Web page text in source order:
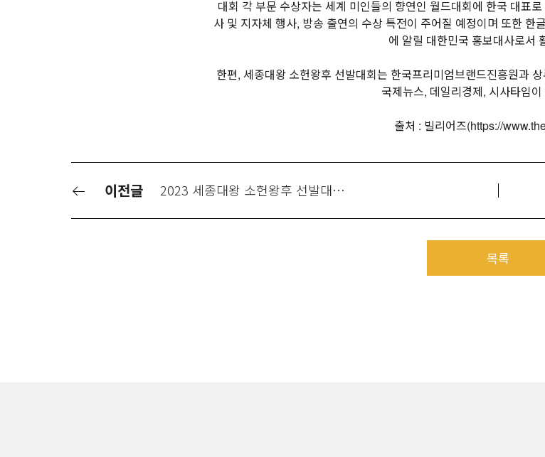
대회 각 부문 수상자는 세계 미인들의 향연인 월드대회에 한국 대표
사 및 지자체 행사, 방송 출연의 수상 특전이 주어질 예정이며 또한 한
에 알릴 대한민국 홍보대사로서
한편, 세종대왕 소헌왕후 선발대회는 한국프리미엄브랜드진흥원과
국제뉴스, 데일리경제, 시사타임
출처 : 빌리어즈(https://
이전글 2023 세종대왕 소헌왕후 선발대회 참가 신청 및 일정 안내
목록